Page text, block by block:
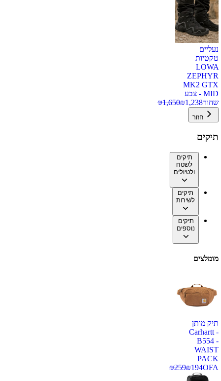
נעליים
טקטיות
LOWA
ZEPHYR
MK2 GTX
MID - צבע
שחור
₪1,238
₪1,650
חזור
תיקים
תיקים
לשטח
ולטיולים
תיקים
לשירות
תיקים
נוספים
מומלצים
תיק מותן
Carhartt -
B554 -
WAIST
PACK
OFA
₪194
₪259